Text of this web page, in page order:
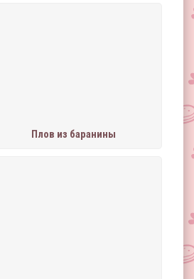
Плов из баранины